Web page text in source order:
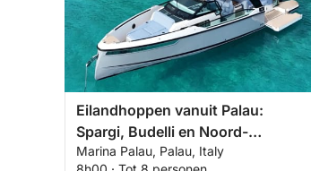
Eilandhoppen vanuit Palau:
Spargi, Budelli en Noord-
Maddalena
Marina Palau, Palau, Italy